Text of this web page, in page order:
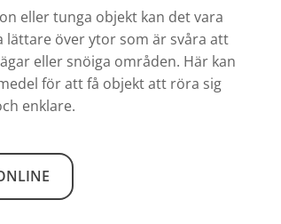
eller tunga objekt kan det vara
över ytor som är svåra att
eller snöiga områden. Här kan
för att få objekt att röra sig
enklare.